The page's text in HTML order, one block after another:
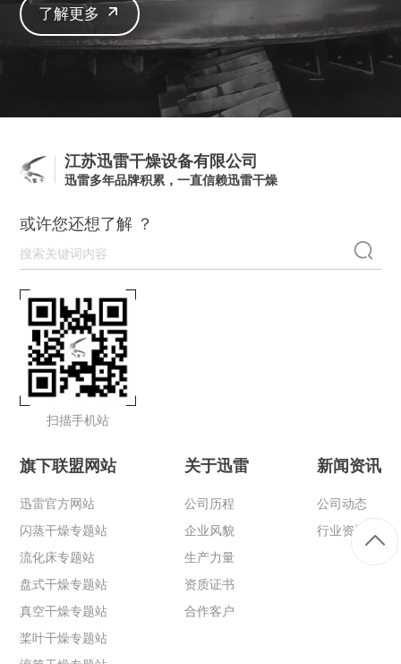
了解更多
江苏迅雷干燥设备有限公司
迅雷多年品牌积累，一直信赖迅雷干燥
或许您还想了解 ？
扫描手机站
旗下联盟网站
迅雷官方网站
闪蒸干燥专题站
流化床专题站
盘式干燥专题站
真空干燥专题站
桨叶干燥专题站
关于迅雷
公司历程
企业风貌
生产力量
资质证书
合作客户
新闻资讯
公司动态
行业资讯